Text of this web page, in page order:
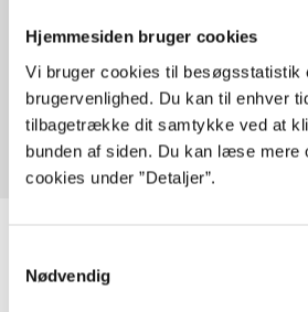
Hjemmesiden bruger cookies
Vi bruger cookies til besøgsstatistik
brugervenlighed. Du kan til enhver
tilbagetrække dit samtykke ved at
bunden af siden. Du kan læse mere
cookies under ”Detaljer”.
Nødvendig
Artikler med samme emner
Fra